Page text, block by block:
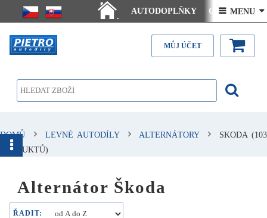
.
AUTODOPLŇKY Ceny doručení
Články - návody Kontakt
 MENU 
MŮJ ÚČET
DOMŮ LEVNÉ AUTODÍLY ALTERNÁTORY SKODA (103
PRODUKTŮ)
Alternátor Škoda
ŘADIT: